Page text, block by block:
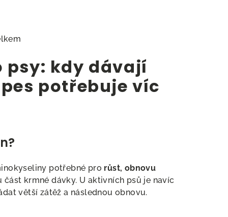
psy: kdy dávají
potřebuje víc
potřebné pro růst, obnovu
krmné dávky. U aktivních psů je navíc
větší zátěž a následnou obnovu.